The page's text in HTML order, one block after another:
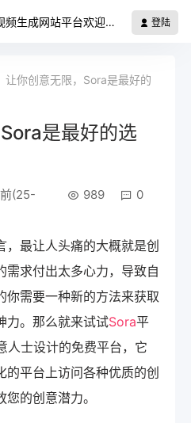
Sora AI视频生成网站平台欢迎您 登陆
让你创意无限，Sora是最好的
是最好的选
(25-
989 0
，最让人头痛的大概就是创
需求付出太多心力，导致自
你需要一种新的方法来获取
力。那么就来试试Sora平
人士设计的免费平台，它
的平台上访问各种优质的创
的创意潜力。